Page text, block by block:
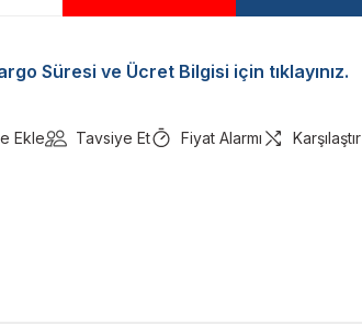
Süresi ve Ücret Bilgisi için tıklayınız.
Tavsiye Et Fiyat Alarmı Karşılaştır